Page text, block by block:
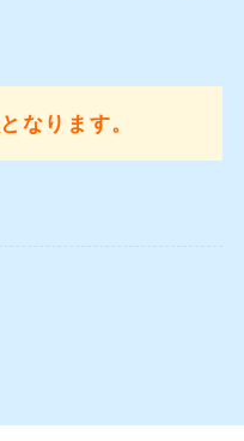
となります。